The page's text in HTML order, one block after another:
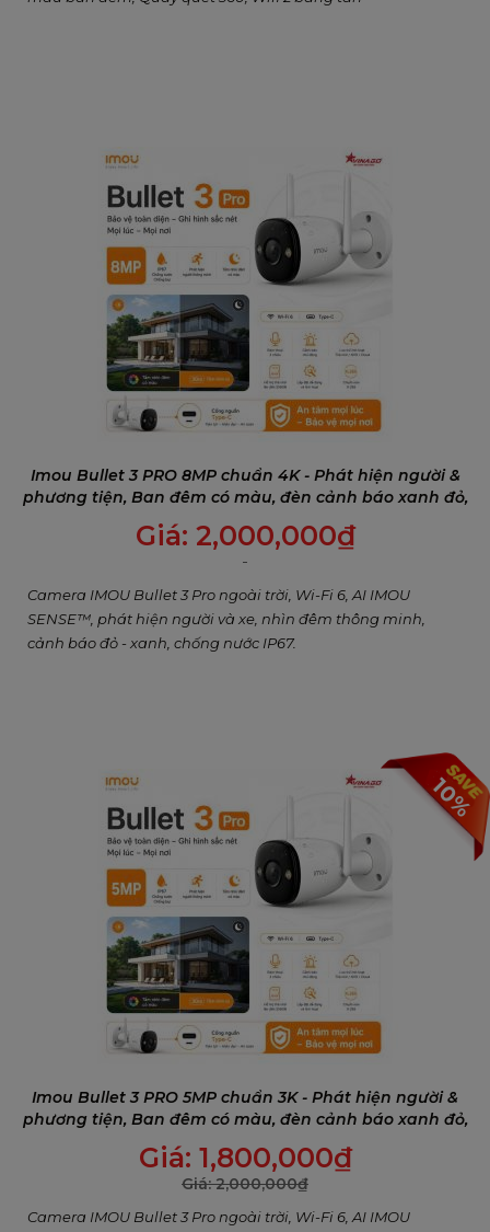
THÔNG SỐ KỸ THUẬT CAMERA IMOU PS3E
Danh mục Chi tiết
Cảm biến hình ảnh
1/3” Progressive CMOS
Độ phân giải tối đa
3MP/5MP
Tầm nhìn ban đêm
2.8mm / 3.6mm cố định
Góc nhìn
2.8mm: 98°(N), 54°(D),
Video & Âm thanh
8× Digital Zoom
Micro & loa tích hợp
Đèn cảnh báo
Spotlight tích hợp
Cổng mạng
Ứng dụng quản lý
IMOU App (iOS &
Chuẩn giao thức
Onvif
Giao diện phụ
Khe thẻ nhớ
MicroSD (tối đa 512GB)
Micro & loa tích hợp
Có
Phát hiện & Cảnh báo
Imou Bullet 3 PRO 8MP chuẩn 4K - Phát hiện người &
phương tiện, Ban đêm có màu, đèn cảnh báo xanh đỏ,
Đàm thoại 2 chiều
Giá: 2,000,000₫
Camera IMOU Bullet 3 Pro ngoài trời, Wi-Fi 6, AI IMOU
SENSE™, phát hiện người và xe, nhìn đêm thông minh,
cảnh báo đỏ - xanh, chống nước IP67.
10%
Imou Bullet 3 PRO 5MP chuẩn 3K - Phát hiện người &
phương tiện, Ban đêm có màu, đèn cảnh báo xanh đỏ,
Đàm thoại 2 chiều
Giá: 1,800,000₫
Giá:2,000,000₫
Camera IMOU Bullet 3 Pro ngoài trời, Wi-Fi 6, AI IMOU